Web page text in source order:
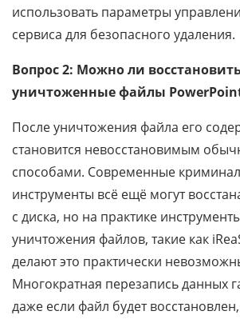
использовать параметры
сервиса для безопасного удаления.
Вопрос 2: Можно ли
уничтоженные файлы
После уничтожения файла его
становится невосстановимым
способами. Современные
инструменты всё ещё могут
с диска, но на практике
уничтожения файлов, такие как
делают это практически
Многократная перезапись данных
даже если файл будет